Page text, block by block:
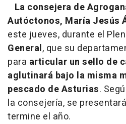
La consejera de
Autóctonos, María Jesús
este jueves, durante el
General, que su
para articular un sello de
aglutinará bajo la misma
pescado de Asturias.
la consejería, se
termine el año.